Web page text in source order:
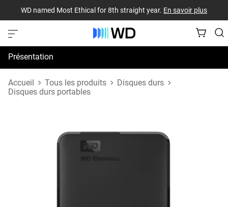
WD named Most Ethical for 8th straight year. En savoir plus
Présentation
Spécifications
Accueil Tous les produits
Disques durs
Disques durs portables